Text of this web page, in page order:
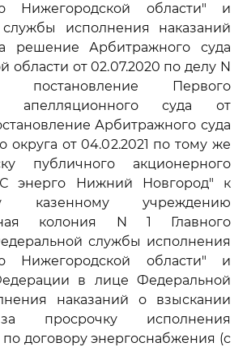
Нижегородской области" и
исполнения наказаний
решение Арбитражного суда
области от 02.07.2020 по делу N
постановление Первого
апелляционного суда от
Арбитражного суда
округа от 04.02.2021 по тому же
публичного акционерного
энерго Нижний Новгород" к
казенному учреждению
колония N 1 Главного
службы исполнения
Нижегородской области" и
в лице Федеральной
наказаний о взыскании
просрочку исполнения
по договору энергоснабжения (с